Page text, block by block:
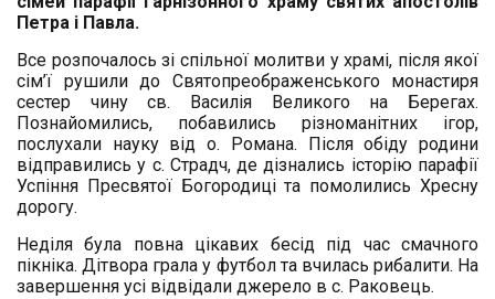
Петра і Павла.
Все розпочалось зі спільної молитви у храмі, після якої
сім’ї рушили до Святопреображенського монастиря
сестер чину св. Василія Великого на Берегах.
Познайомились, побавились різноманітних ігор,
послухали науку від о. Романа. Після обіду родини
відправились у с. Страдч, де дізнались історію парафії
Успіння Пресвятої Богородиці та помолились Хресну
дорогу.
Неділя була повна цікавих бесід під час смачного
пікніка. Дітвора грала у футбол та вчилась рибалити. На
завершення усі відвідали джерело в с. Раковець.